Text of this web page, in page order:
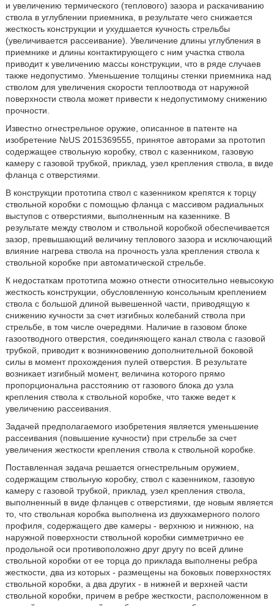
и увеличению термического (теплового) зазора и раскачиванию
ствола в углублении приемника, в результате чего снижается
жесткость конструкции и ухудшается кучность стрельбы
(увеличивается рассеивание). Увеличение длины углубления в
приемнике и длины контактирующего с ним участка ствола
приводит к увеличению массы конструкции, что в ряде случаев
также недопустимо. Уменьшение толщины стенки приемника над
стволом для увеличения скорости теплоотвода от наружной
поверхности ствола может привести к недопустимому снижению
прочности.
Известно огнестрельное оружие, описанное в патенте на
изобретение №US 2015369555, принятое авторами за прототип
содержащее ствольную коробку, ствол с казенником, газовую
камеру с газовой трубкой, приклад, узел крепления ствола, в виде
фланца с отверстиями.
В конструкции прототипа ствол с казенником крепятся к торцу
ствольной коробки с помощью фланца с массивом радиальных
выступов с отверстиями, выполненным на казеннике. В
результате между стволом и ствольной коробкой обеспечивается
зазор, превышающий величину теплового зазора и исключающий
влияние нагрева ствола на прочность узла крепления ствола к
ствольной коробке при автоматической стрельбе.
К недостаткам прототипа можно отнести относительно невысокую
жесткость конструкции, обусловленную консольным креплением
ствола с большой длиной вывешенной части, приводящую к
снижению кучности за счет изгибных колебаний ствола при
стрельбе, в том числе очередями. Наличие в газовом блоке
газоотводного отверстия, соединяющего канал ствола с газовой
трубкой, приводит к возникновению дополнительной боковой
силы в момент прохождения пулей отверстия. В результате
возникает изгибный момент, величина которого прямо
пропорциональна расстоянию от газового блока до узла
крепления ствола к ствольной коробке, что также ведет к
увеличению рассеивания.
Задачей предполагаемого изобретения является уменьшение
рассеивания (повышение кучности) при стрельбе за счет
увеличения жесткости крепления ствола к ствольной коробке.
Поставленная задача решается огнестрельным оружием,
содержащим ствольную коробку, ствол с казенником, газовую
камеру с газовой трубкой, приклад, узел крепления ствола,
выполненный в виде фланцев с отверстиями, где новым является
то, что ствольная коробка выполнена из двухкамерного полого
профиля, содержащего две камеры - верхнюю и нижнюю, на
наружной поверхности ствольной коробки симметрично ее
продольной оси противоположно друг другу по всей длине
ствольной коробки от ее торца до приклада выполнены ребра
жесткости, два из которых - размещены на боковых поверхностях
ствольной коробки, а два других - в нижней и верхней части
ствольной коробки, причем в ребре жесткости, расположенном в